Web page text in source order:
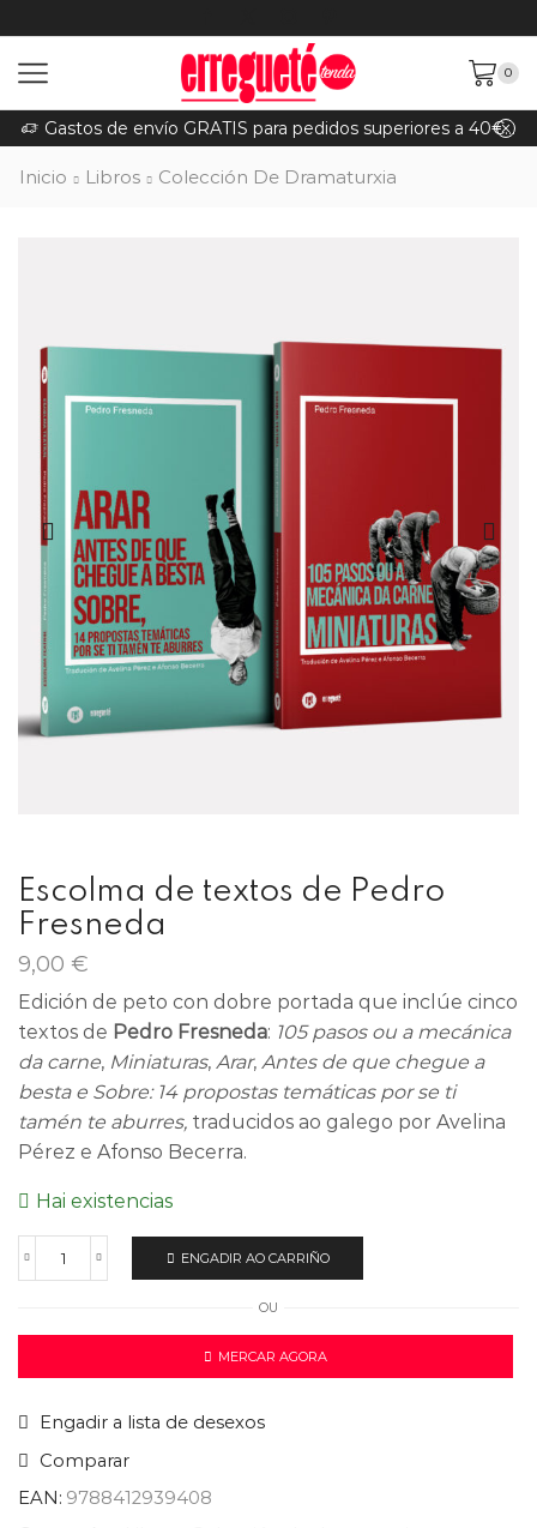
0
Gastos de envío GRATIS para pedidos superiores a 40€ (Península)
Inicio Libros Colección De Dramaturxia
Escolma de textos de Pedro
Fresneda
9,00 €
Edición de peto con dobre portada que inclúe cinco
textos de Pedro Fresneda: 105 pasos ou a mecánica
da carne, Miniaturas, Arar, Antes de que chegue a
besta e Sobre: 14 propostas temáticas por se ti
tamén te aburres, traducidos ao galego por Avelina
Pérez e Afonso Becerra.
Hai existencias
ENGADIR AO CARRIÑO
OU
MERCAR AGORA
Engadir a lista de desexos
Comparar
EAN: 9788412939408